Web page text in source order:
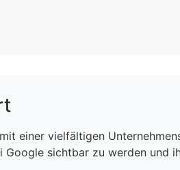
einer vielfältigen
sichtbar zu werden und